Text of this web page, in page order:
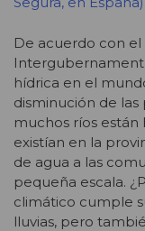
De acuerdo con
hídrica en el
disminución de
muchos ríos están
existían en la
de agua a las
pequeña escala.
climático cumple
lluvias, pero